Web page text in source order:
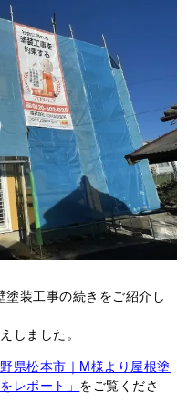
装工事の続きをご紹介し
しました。
野県松本市｜M様より屋根塗
レポート」 をご覧くださ